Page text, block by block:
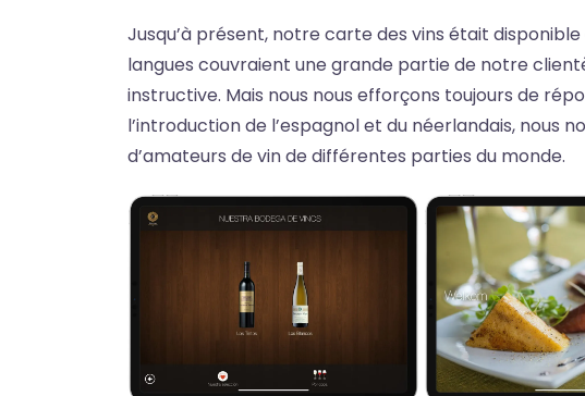
Jusqu’à présent, notre carte des vins était
langues couvraient une grande partie de notre
instructive. Mais nous nous efforçons toujours de
l’introduction de l’espagnol et du néerlandais, nous
d’amateurs de vin de différentes parties du monde.